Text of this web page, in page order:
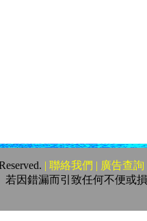
| 聯絡我們 | 廣告查詢
因錯漏而引致任何不便或